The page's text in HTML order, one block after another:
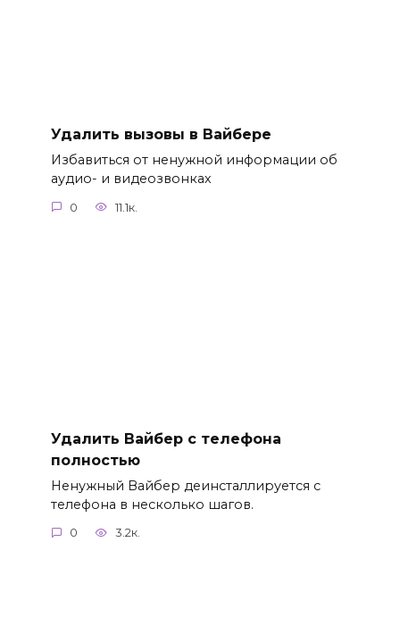
Удалить вызовы в Вайбере
Избавиться от ненужной информации об
аудио- и видеозвонках
0 11.1к.
Удалить Вайбер с телефона
полностью
Ненужный Вайбер деинсталлируется с
телефона в несколько шагов.
0 3.2к.